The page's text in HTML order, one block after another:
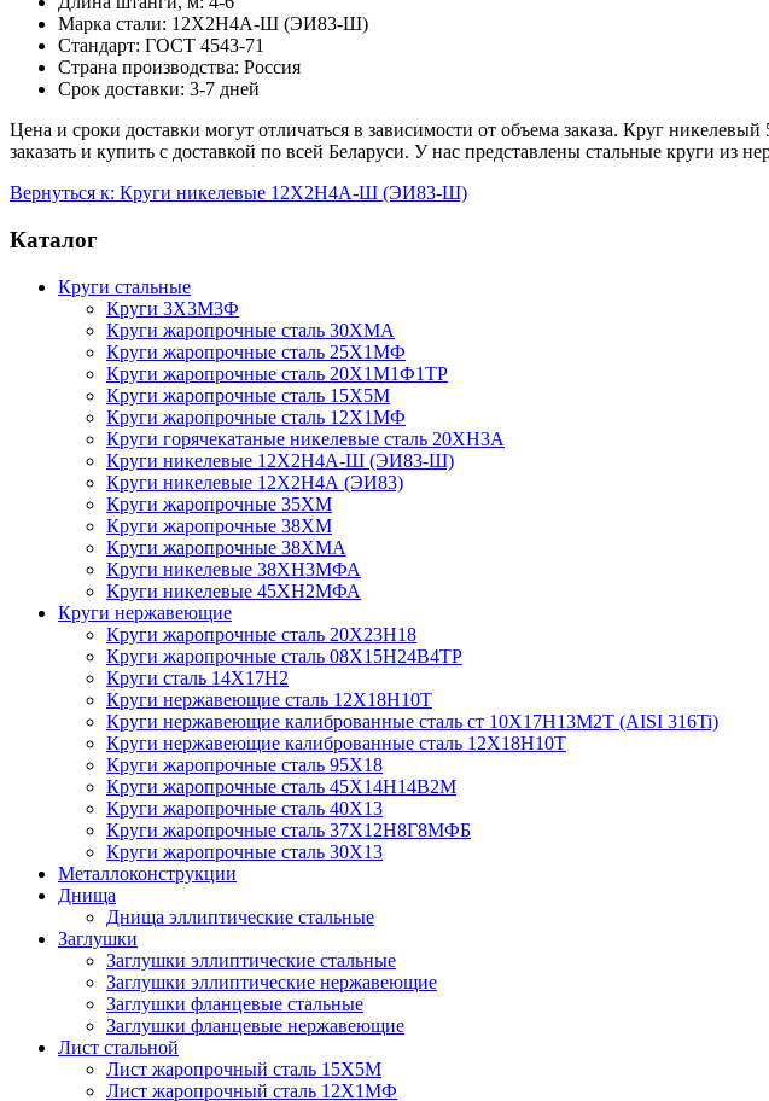
Марка стали: 12Х2Н4А-Ш (ЭИ83-Ш)
Стандарт: ГОСТ 4543-71
Страна производства: Россия
Срок доставки: 3-7 дней
Цена и сроки доставки могут отличаться в зависимости от объема заказа. Круг
заказать и купить с доставкой по всей Беларуси. У нас представлены стальные круги
Вернуться к: Круги никелевые 12Х2Н4А-Ш (ЭИ83-Ш)
Каталог
Круги стальные
Круги 3Х3М3Ф
Круги жаропрочные сталь 30ХМА
Круги жаропрочные сталь 25Х1МФ
Круги жаропрочные сталь 20Х1М1Ф1ТР
Круги жаропрочные сталь 15Х5М
Круги жаропрочные сталь 12Х1МФ
Круги горячекатаные никелевые сталь 20ХН3А
Круги никелевые 12Х2Н4А-Ш (ЭИ83-Ш)
Круги никелевые 12Х2Н4А (ЭИ83)
Круги жаропрочные 35ХМ
Круги жаропрочные 38ХМ
Круги жаропрочные 38ХМА
Круги никелевые 38XH3MФА
Круги никелевые 45ХН2МФА
Круги нержавеющие
Круги жаропрочные сталь 20Х23Н18
Круги жаропрочные сталь 08Х15Н24В4ТР
Круги сталь 14Х17Н2
Круги нержавеющие сталь 12Х18Н10Т
Круги нержавеющие калиброванные сталь ст 10Х17Н13М2Т (AISI 316Ti)
Круги нержавеющие калиброванные сталь 12Х18Н10Т
Круги жаропрочные сталь 95Х18
Круги жаропрочные сталь 45Х14Н14В2М
Круги жаропрочные сталь 40Х13
Круги жаропрочные сталь 37Х12Н8Г8МФБ
Круги жаропрочные сталь 30Х13
Металлоконструкции
Днища
Днища эллиптические стальные
Заглушки
Заглушки эллиптические стальные
Заглушки эллиптические нержавеющие
Заглушки фланцевые стальные
Заглушки фланцевые нержавеющие
Лист стальной
Лист жаропрочный сталь 15Х5М
Лист жаропрочный сталь 12Х1МФ